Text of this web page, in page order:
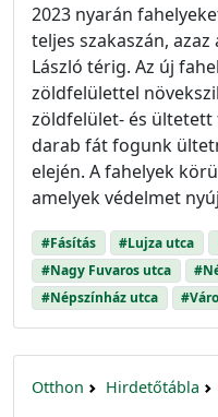
2023 nyarán
teljes szakaszán,
László térig. Az új
zöldfelülettel
zöldfelület- és ültetett
darab fát fogunk
elején. A fahelyek
amelyek védelmet
#Fásítás #Lujza utca
#Nagy Fuvaros utca
#Népszínház utca
Otthon Hirdetőtábla